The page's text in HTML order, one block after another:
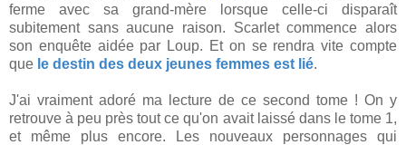
ferme avec sa grand-mère lorsque celle-ci disparaît
subitement sans aucune raison. Scarlet commence alors
son enquête aidée par Loup. Et on se rendra vite compte
que le destin des deux jeunes femmes est lié.
J'ai vraiment adoré ma lecture de ce second tome ! On y
retrouve à peu près tout ce qu'on avait laissé dans le tome 1,
et même plus encore. Les nouveaux personnages qui